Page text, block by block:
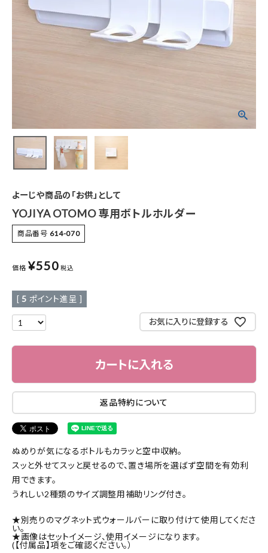
よーじやについて
お客さま向け窓口(お問い合わせ)
企業さま向け窓口
メディアさま向け窓口
店舗情報
よーじや商品の「お供」として
YOJIYA OTOMO 専用ボトルホルダー
商品番号 614-070
価格 ¥550 税込
[ 5 ポイント進呈 ]
お気に入りに登録する
カートに入れる
返品特約について
ぬめりが気になるボトルもカラッと空中収納。
スッと外せてスッと戻せるので、置き場所を選ばず空間を有効利
用できます。
うれしい2種類のサイズ調整用補助リング付き。
★別売りのマグネット式ウォールバーに取り付けて使用してくださ
い。
★画像はセットイメージ、使用イメージになります。
(【付属品】項をご確認ください。）